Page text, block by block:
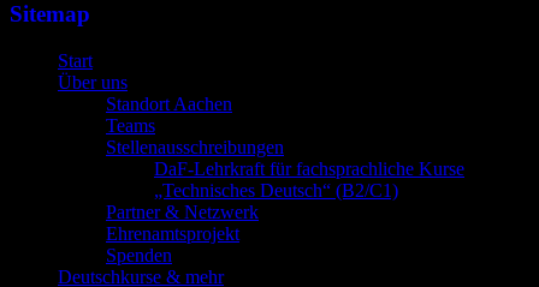
Sitemap
Start
Über uns
Standort Aachen
Teams
Stellenausschreibungen
DaF-Lehrkraft für fachsprachliche Kurse
„Technisches Deutsch“ (B2/C1)
Partner & Netzwerk
Ehrenamtsprojekt
Spenden
Deutschkurse & mehr